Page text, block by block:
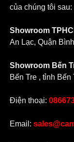
của chúng tôi sau:
Showroom
An Lạc, Quận
Showroom Bến
Bến Tre , tỉnh Bến
Điện thoại:
Email: